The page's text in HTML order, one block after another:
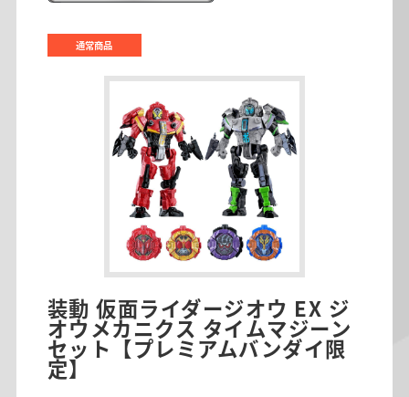
通常商品
装動 仮面ライダージオウ EX ジ
オウメカニクス タイムマジーン
セット【プレミアムバンダイ限
定】